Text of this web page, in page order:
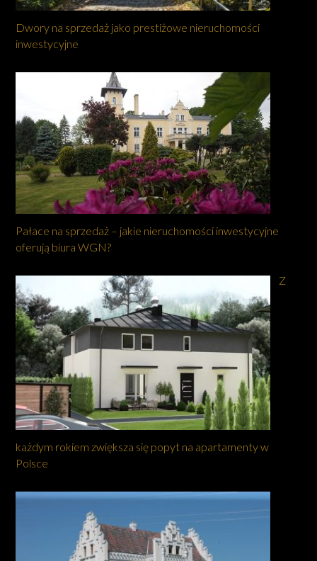
Dwory na sprzedaż jako prestiżowe nieruchomości
inwestycyjne
Pałace na sprzedaż – jakie nieruchomości inwestycyjne
oferują biura WGN?
Z
każdym rokiem zwiększa się popyt na apartamenty w
Polsce